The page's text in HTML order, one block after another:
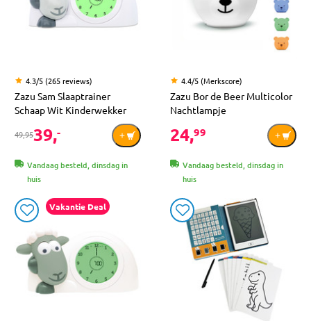
4.3/5 (265 reviews)
Zazu Sam Slaaptrainer
Schaap Wit Kinderwekker
49,9539,-
Vandaag besteld, dinsdag in
huis
4.4/5 (Merkscore)
Zazu Bor de Beer Multicolor
Nachtlampje
24,99
Vandaag besteld, dinsdag in
huis
Vakantie Deal